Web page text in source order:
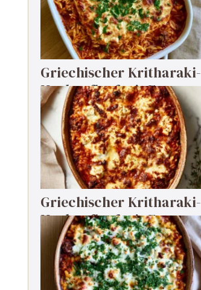
Griechischer Kritharaki-
Hackauflauf mit Feta
Griechischer Kritharaki-
Hackauflauf mit Feta